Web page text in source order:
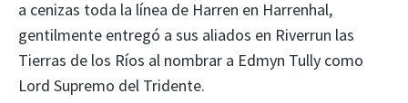
a cenizas toda la línea de Harren en Harrenhal,
gentilmente entregó a sus aliados en Riverrun las
Tierras de los Ríos al nombrar a Edmyn Tully como
Lord Supremo del Tridente.